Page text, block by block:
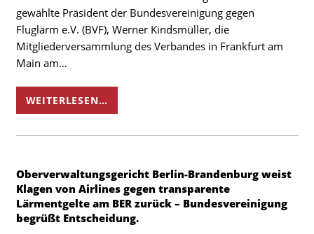
gewählte Präsident der Bundesvereinigung gegen
Fluglärm e.V. (BVF), Werner Kindsmüller, die
Mitgliederversammlung des Verbandes in Frankfurt am
Main am…
WEITERLESEN…
Oberverwaltungsgericht Berlin-Brandenburg weist
Klagen von Airlines gegen transparente
Lärmentgelte am BER zurück – Bundesvereinigung
begrüßt Entscheidung.